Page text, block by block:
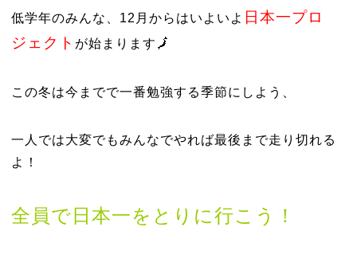
低学年のみんな、12月からはいよいよ 日本一プロ
ジェクト が始まります🗾
この冬は今までで一番勉強する季節にしよう、
一人では大変でもみんなでやれば最後まで走り切れる
よ！
全員で日本一をとりに行こう！